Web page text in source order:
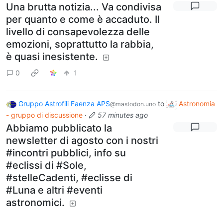
Una brutta notizia... Va condivisa
per quanto e come è accaduto. Il
livello di consapevolezza delle
emozioni, soprattutto la rabbia,
è quasi inesistente.
0 1
Gruppo Astrofili Faenza APS@mastodon.uno to
Astronomia
- gruppo di discussione · 57 minutes ago
Abbiamo pubblicato la
newsletter di agosto con i nostri
#incontri pubblici, info su
#eclissi di #Sole,
#stelleCadenti, #eclisse di
#Luna e altri #eventi
astronomici.